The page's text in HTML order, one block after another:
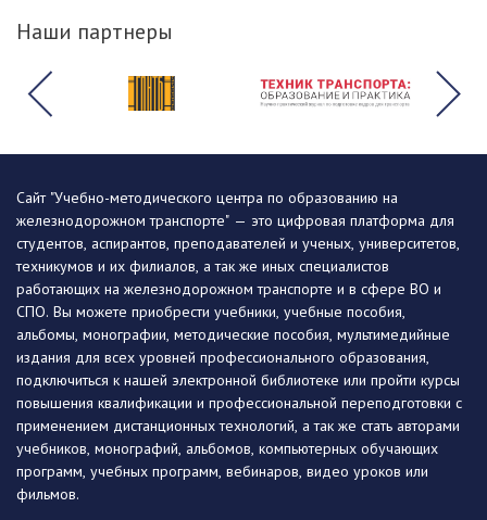
Наши партнеры
Сайт "Учебно-методического центра по образованию на
железнодорожном транспорте" — это цифровая платформа для
студентов, аспирантов, преподавателей и ученых, университетов,
техникумов и их филиалов, а так же иных специалистов
работающих на железнодорожном транспорте и в сфере ВО и
СПО. Вы можете приобрести учебники, учебные пособия,
альбомы, монографии, методические пособия, мультимедийные
издания для всех уровней профессионального образования,
подключиться к нашей электронной библиотеке или пройти курсы
повышения квалификации и профессиональной переподготовки с
применением дистанционных технологий, а так же стать авторами
учебников, монографий, альбомов, компьютерных обучающих
программ, учебных программ, вебинаров, видео уроков или
фильмов.